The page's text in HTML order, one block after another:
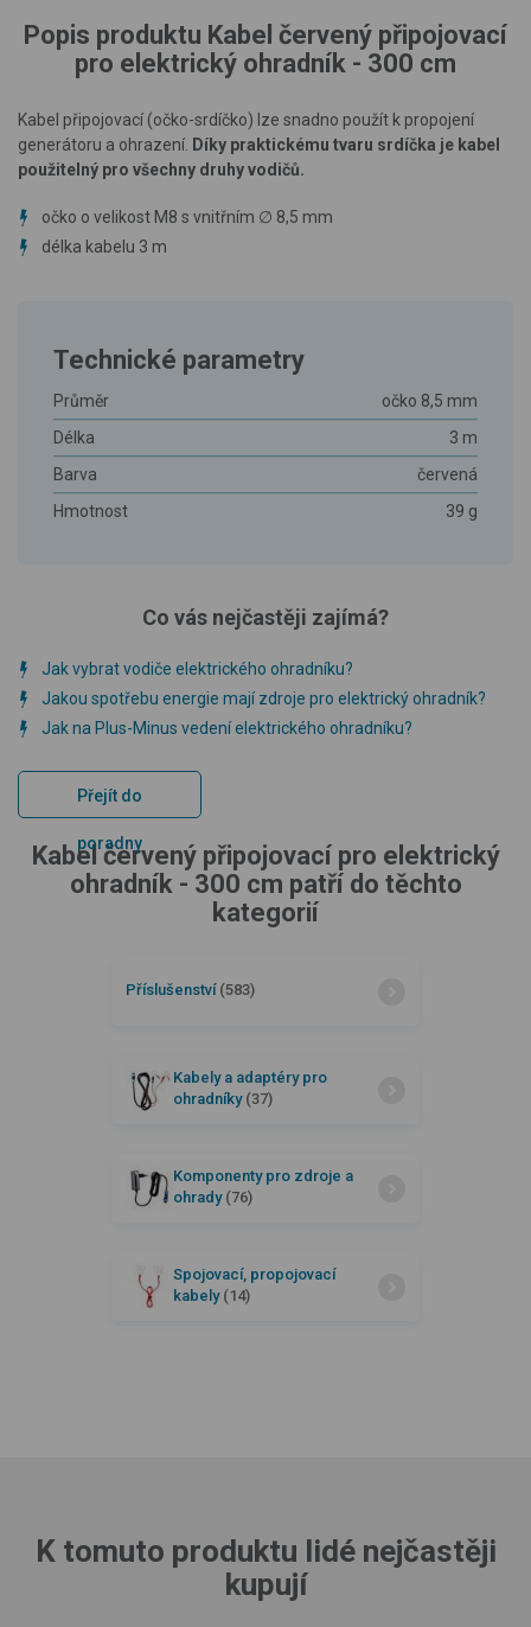
Popis produktu Kabel červený připojovací
pro elektrický ohradník - 300 cm
Kabel připojovací (očko-srdíčko) lze snadno použít k propojení
generátoru a ohrazení. Díky praktickému tvaru srdíčka je kabel
použitelný pro všechny druhy vodičů.
očko o velikost M8 s vnitřním ∅ 8,5 mm
délka kabelu 3 m
Technické parametry
Průměr
očko 8,5 mm
Délka
3 m
Barva
červená
Hmotnost
39 g
Co vás nejčastěji zajímá?
Jak vybrat vodiče elektrického ohradníku?
Jakou spotřebu energie mají zdroje pro elektrický ohradník?
Jak na Plus-Minus vedení elektrického ohradníku?
Přejít do
poradny
Kabel červený připojovací pro elektrický
ohradník - 300 cm patří do těchto
kategorií
Příslušenství (583)
Kabely a adaptéry pro
ohradníky (37)
Komponenty pro zdroje a
ohrady (76)
Spojovací, propojovací
kabely (14)
K tomuto produktu lidé nejčastěji
kupují